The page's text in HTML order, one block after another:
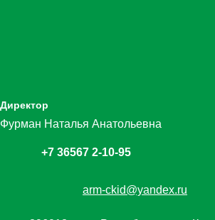
Директор
Фурман Наталья Анатольевна
+7 36567 2-10-95
arm-ckid@yandex.ru